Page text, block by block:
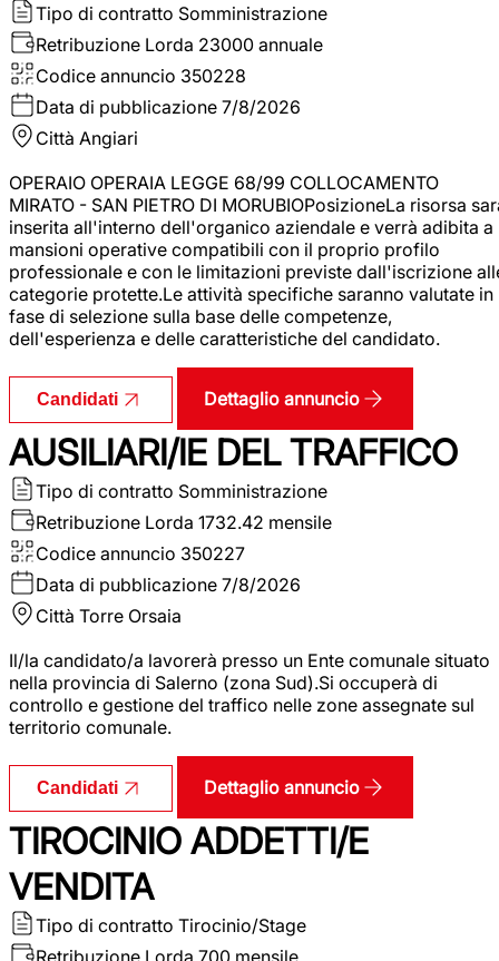
Tipo di contratto Somministrazione
Retribuzione Lorda 23000 annuale
Codice annuncio 350228
Data di pubblicazione 7/8/2026
Città Angiari
OPERAIO OPERAIA LEGGE 68/99 COLLOCAMENTO
MIRATO - SAN PIETRO DI MORUBIOPosizioneLa risorsa
inserita all'interno dell'organico aziendale e verrà adibita a
mansioni operative compatibili con il proprio profilo
professionale e con le limitazioni previste dall'iscrizione
categorie protette.Le attività specifiche saranno valutate in
fase di selezione sulla base delle competenze,
dell'esperienza e delle caratteristiche del candidato.
Candidati Dettaglio annuncio
AUSILIARI/IE DEL TRAFFICO
Tipo di contratto Somministrazione
Retribuzione Lorda 1732.42 mensile
Codice annuncio 350227
Data di pubblicazione 7/8/2026
Città Torre Orsaia
Il/la candidato/a lavorerà presso un Ente comunale situato
nella provincia di Salerno (zona Sud).Si occuperà di
controllo e gestione del traffico nelle zone assegnate sul
territorio comunale.
Candidati Dettaglio annuncio
TIROCINIO ADDETTI/E
VENDITA
Tipo di contratto Tirocinio/Stage
Retribuzione Lorda 700 mensile